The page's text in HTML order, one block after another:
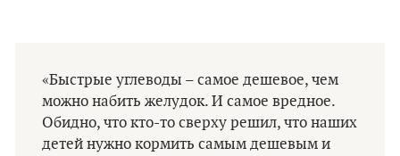
«Быстрые углеводы – самое дешевое, чем
можно набить желудок. И самое вредное.
Обидно, что кто-то сверху решил, что наших
детей нужно кормить самым дешевым и